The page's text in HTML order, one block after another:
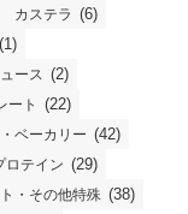
カステラ (6)
(1)
ース (2)
ート (22)
ベーカリー (42)
ロテイン (29)
・その他特殊 (38)